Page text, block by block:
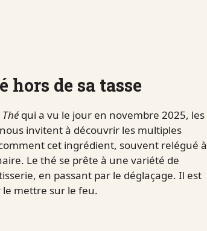
de sa tasse
qui a vu le jour en novembre 2025, les
invitent à découvrir les multiples
cet ingrédient, souvent relégué à
Le thé se prête à une variété de
en passant par le déglaçage. Il est
mettre sur le feu.